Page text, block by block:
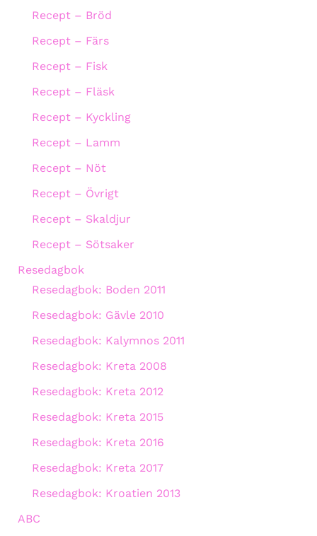
Recept – Bröd
Recept – Färs
Recept – Fisk
Recept – Fläsk
Recept – Kyckling
Recept – Lamm
Recept – Nöt
Recept – Övrigt
Recept – Skaldjur
Recept – Sötsaker
Resedagbok
Resedagbok: Boden 2011
Resedagbok: Gävle 2010
Resedagbok: Kalymnos 2011
Resedagbok: Kreta 2008
Resedagbok: Kreta 2012
Resedagbok: Kreta 2015
Resedagbok: Kreta 2016
Resedagbok: Kreta 2017
Resedagbok: Kroatien 2013
ABC